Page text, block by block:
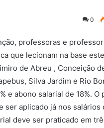
0
professoras e
que lecionam na base
de Abreu , Conceição
Silva Jardim e Rio
e abono salarial de 18%.
ser aplicado já nos salários
deve ser praticado em